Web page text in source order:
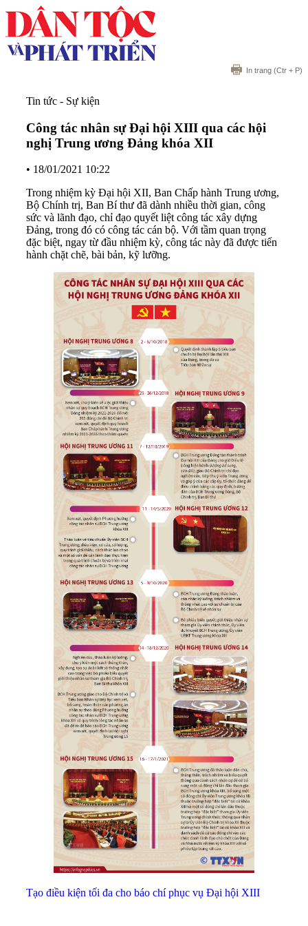
In trang (Ctr + P)
Tin tức - Sự kiện
Công tác nhân sự Đại hội XIII qua các hội
nghị Trung ương Đảng khóa XII
• 18/01/2021 10:22
Trong nhiệm kỳ Ðại hội XII, Ban Chấp hành Trung ương,
Bộ Chính trị, Ban Bí thư đã dành nhiều thời gian, công
sức và lãnh đạo, chỉ đạo quyết liệt công tác xây dựng
Ðảng, trong đó có công tác cán bộ. Với tầm quan trọng
đặc biệt, ngay từ đầu nhiệm kỳ, công tác này đã được tiến
hành chặt chẽ, bài bản, kỹ lưỡng.
Tạo điều kiện tối đa cho báo chí phục vụ Đại hội XIII